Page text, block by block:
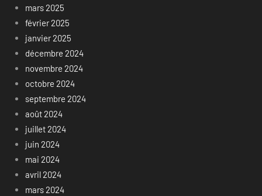
mars 2025
février 2025
janvier 2025
décembre 2024
novembre 2024
octobre 2024
septembre 2024
août 2024
juillet 2024
juin 2024
mai 2024
avril 2024
mars 2024